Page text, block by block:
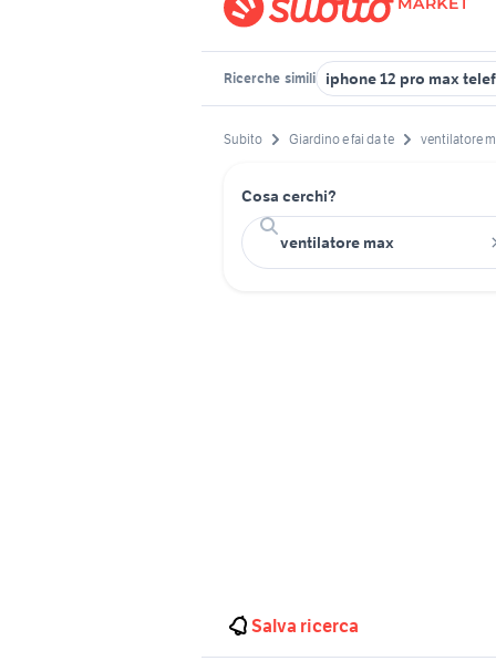
Ricerche simili iphone 12 pro max
Subito Giardino e fai da te ventilatore
Cosa cerchi?
Salva ricerca